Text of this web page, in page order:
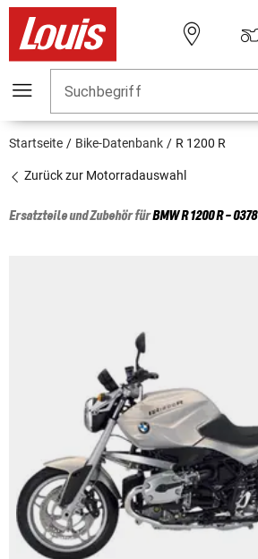
Suchbegriff
Startseite Bike-Datenbank R 1200 R
Zurück zur Motorradauswahl
Ersatzteile und Zubehör fürBMWR 1200 R - 0378